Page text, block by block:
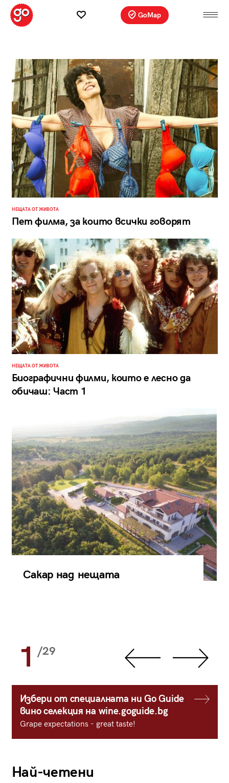
GoMap
НЕЩАТА ОТ ЖИВОТА
Пет филма, за които всички говорят
НЕЩАТА ОТ ЖИВОТА
Биографични филми, които е лесно да
обичаш: Част 1
Сакар над нещата
1 /29
Избери от специалната ни Go Guide
вино селекция на wine.goguide.bg
Grape expectations - great taste!
Най-четени